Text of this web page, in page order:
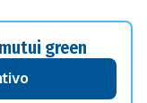
green